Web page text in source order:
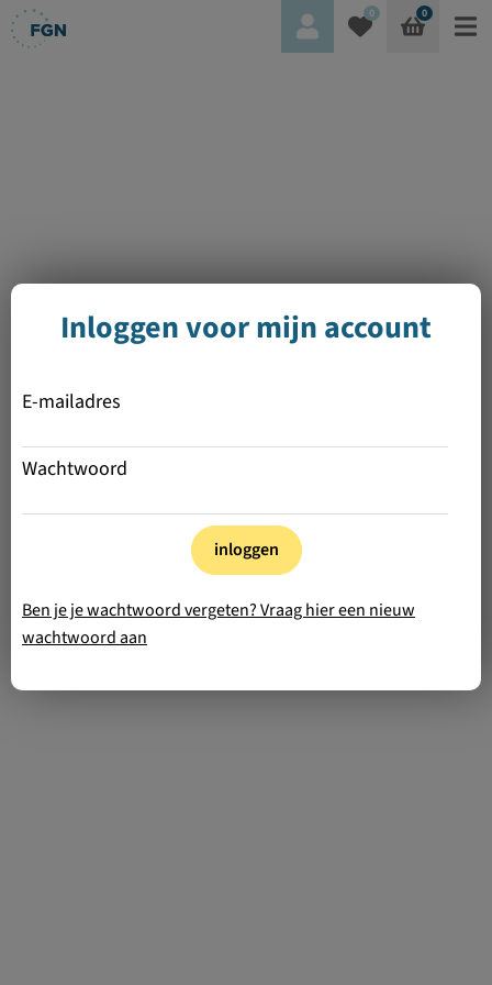
0 0
Inloggen voor mijn account
E-mailadres
Wachtwoord
inloggen
Ben je je wachtwoord vergeten? Vraag hier een nieuw
wachtwoord aan